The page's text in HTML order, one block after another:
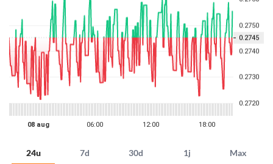
24u 7d 30d 1j Max